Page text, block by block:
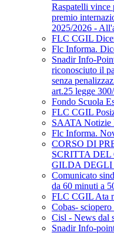
Raspatelli vince
premio
2025/2026 -
FLC CGIL
Flc Informa.
Snadir Info-
riconosciuto il
senza
art.25 legge
Fondo Scuola
FLC CGIL
SAATA Notizie
Flc Informa.
CORSO DI
SCRITTA DEL
GILDA
Comunicato
da 60 minuti a
FLC CGIL Ata
Cobas-
Cisl - News dal
Snadir Info-